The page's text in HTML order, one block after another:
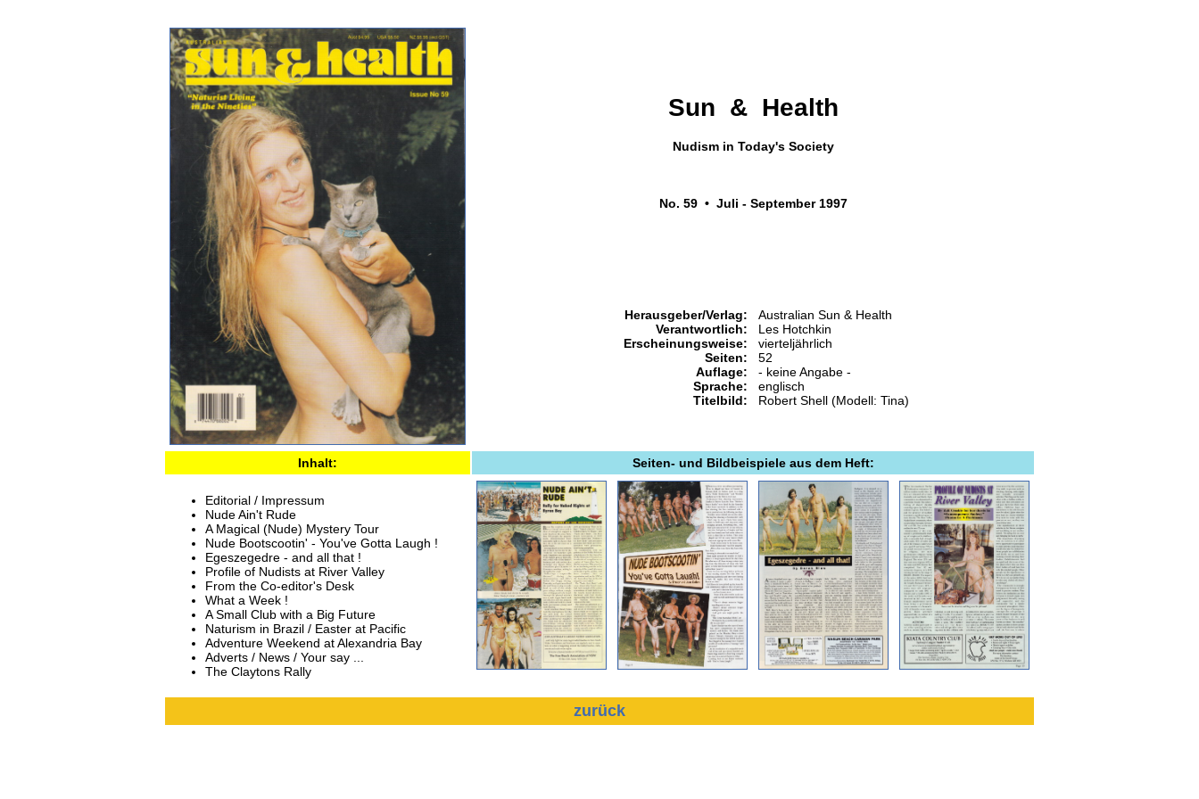
Sun & Health
Nudism in Today's Society
No. 59 • Juli - September 1997
Herausgeber/Verlag:
Verantwortlich:
Erscheinungsweise:
Seiten:
Auflage:
Sprache:
Titelbild:
Australian Sun & Health
Les Hotchkin
vierteljährlich
52
- keine Angabe -
englisch
Robert Shell (Modell: Tina)
Inhalt: Seiten- und Bildbeispiele aus dem Heft:
Editorial / Impressum
Nude Ain't Rude
A Magical (Nude) Mystery Tour
Nude Bootscootin' - You've Gotta Laugh !
Egeszegedre - and all that !
Profile of Nudists at River Valley
From the Co-editor's Desk
What a Week !
A Small Club with a Big Future
Naturism in Brazil / Easter at Pacific
Adventure Weekend at Alexandria Bay
Adverts / News / Your say ...
The Claytons Rally
zurück